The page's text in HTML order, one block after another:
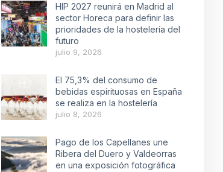
HIP 2027 reunirá en Madrid al
sector Horeca para definir las
prioridades de la hostelería del
futuro
julio 9, 2026
El 75,3% del consumo de
bebidas espirituosas en España
se realiza en la hostelería
julio 8, 2026
Pago de los Capellanes une
Ribera del Duero y Valdeorras
en una exposición fotográfica